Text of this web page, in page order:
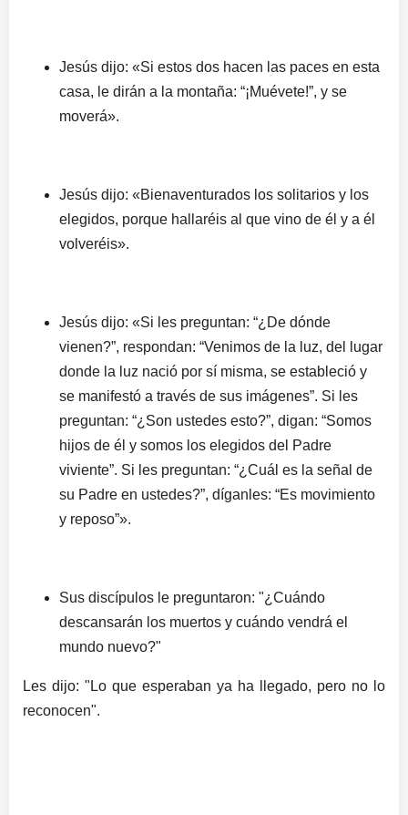
Jesús dijo: «Si estos dos hacen las paces en esta
casa, le dirán a la montaña: “¡Muévete!”, y se
moverá».
Jesús dijo: «Bienaventurados los solitarios y los
elegidos, porque hallaréis al que vino de él y a él
volveréis».
Jesús dijo: «Si les preguntan: “¿De dónde
vienen?”, respondan: “Venimos de la luz, del lugar
donde la luz nació por sí misma, se estableció y
se manifestó a través de sus imágenes”. Si les
preguntan: “¿Son ustedes esto?”, digan: “Somos
hijos de él y somos los elegidos del Padre
viviente”. Si les preguntan: “¿Cuál es la señal de
su Padre en ustedes?”, díganles: “Es movimiento
y reposo”».
Sus discípulos le preguntaron: "¿Cuándo
descansarán los muertos y cuándo vendrá el
mundo nuevo?"
Les dijo: "Lo que esperaban ya ha llegado, pero no lo
reconocen".